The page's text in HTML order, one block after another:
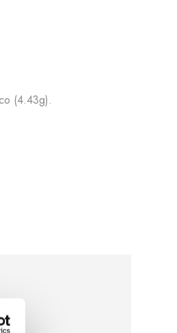
(4.43g).